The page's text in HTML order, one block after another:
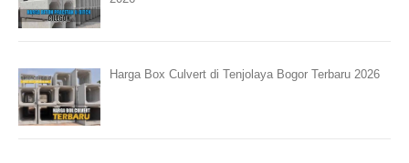
Harga Box Culvert di Tenjolaya Bogor Terbaru 2026